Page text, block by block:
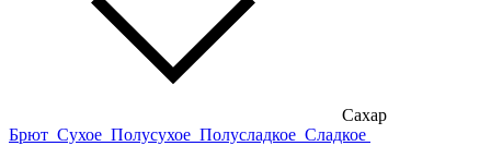
Сахар
Брют Сухое Полусухое Полусладкое Сладкое